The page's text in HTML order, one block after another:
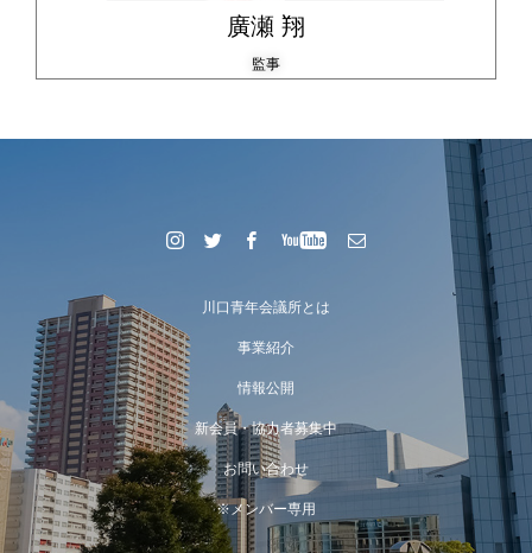
廣瀬 翔
監事
川口青年会議所とは
事業紹介
情報公開
新会員・協力者募集中
お問い合わせ
※メンバー専用